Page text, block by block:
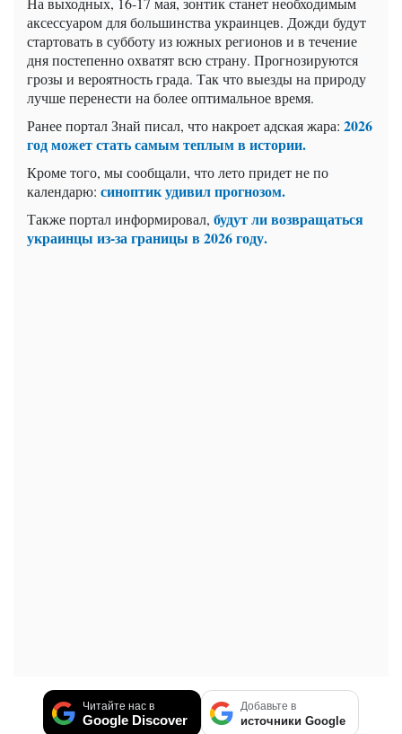
аксессуаром для большинства украинцев. Дожди будут
стартовать в субботу из южных регионов и в течение
дня постепенно охватят всю страну. Прогнозируются
грозы и вероятность града. Так что выезды на природу
лучше перенести на более оптимальное время.
Ранее портал Знай писал, что накроет адская жара: 2026
год может стать самым теплым в истории.
Кроме того, мы сообщали, что лето придет не по
календарю: синоптик удивил прогнозом.
Также портал информировал, будут ли возвращаться
украинцы из-за границы в 2026 году.
Читайте нас в
Google Discover
Добавьте в
источники Google